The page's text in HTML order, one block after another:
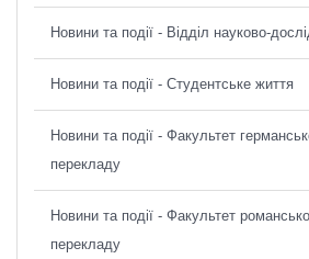
Новини та події - Відділ науково-
Новини та події - Студентське життя
Новини та події - Факультет
перекладу
Новини та події - Факультет
перекладу